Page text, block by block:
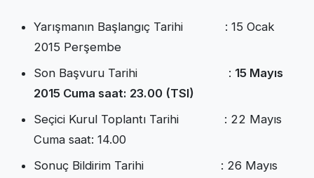
Yarışmanın Başlangıç Tarihi : 15 Ocak
2015 Perşembe
Son Başvuru Tarihi : 15 Mayıs
2015 Cuma saat: 23.00 (TSI)
Seçici Kurul Toplantı Tarihi : 22 Mayıs
Cuma saat: 14.00
Sonuç Bildirim Tarihi : 26 Mayıs